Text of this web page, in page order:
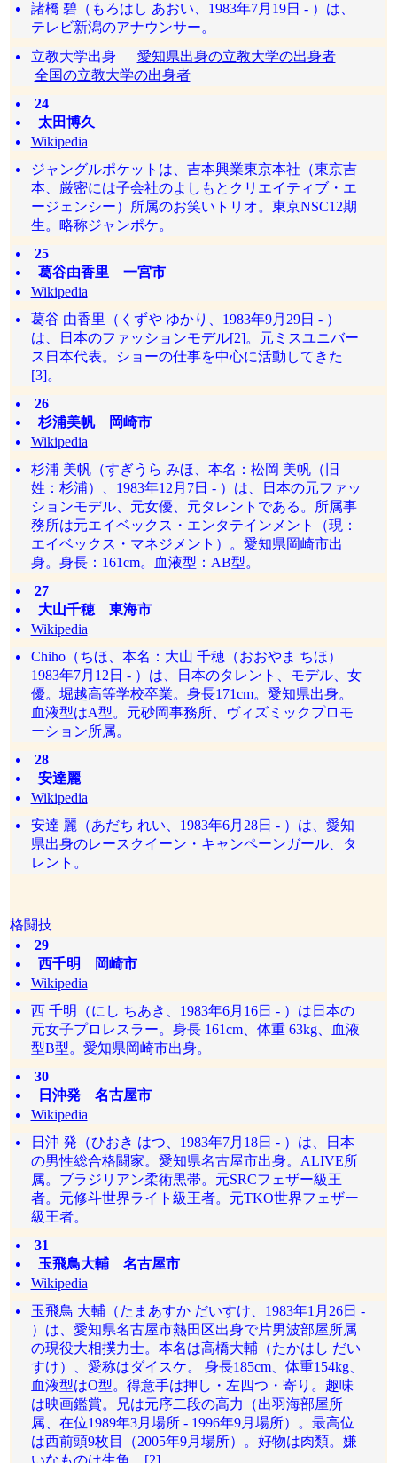
諸橋 碧（もろはし あおい、1983年7月19日 - ）は、
テレビ新潟のアナウンサー。
立教大学出身 愛知県出身の立教大学の出身者
全国の立教大学の出身者
24
太田博久
Wikipedia
ジャングルポケットは、吉本興業東京本社（東京吉
本、厳密には子会社のよしもとクリエイティブ・エ
ージェンシー）所属のお笑いトリオ。東京NSC12期
生。略称ジャンポケ。
25
葛谷由香里 一宮市
Wikipedia
葛谷 由香里（くずや ゆかり、1983年9月29日 - ）
は、日本のファッションモデル[2]。元ミスユニバー
ス日本代表。ショーの仕事を中心に活動してきた
[3]。
26
杉浦美帆 岡崎市
Wikipedia
杉浦 美帆（すぎうら みほ、本名：松岡 美帆（旧
姓：杉浦）、1983年12月7日 - ）は、日本の元ファッ
ションモデル、元女優、元タレントである。所属事
務所は元エイベックス・エンタテインメント（現：
エイベックス・マネジメント）。愛知県岡崎市出
身。身長：161cm。血液型：AB型。
27
大山千穂 東海市
Wikipedia
Chiho（ちほ、本名：大山 千穂（おおやま ちほ）
1983年7月12日 - ）は、日本のタレント、モデル、女
優。堀越高等学校卒業。身長171cm。愛知県出身。
血液型はA型。元砂岡事務所、ヴィズミックプロモ
ーション所属。
28
安達麗
Wikipedia
安達 麗（あだち れい、1983年6月28日 - ）は、愛知
県出身のレースクイーン・キャンペーンガール、タ
レント。
格闘技
29
西千明 岡崎市
Wikipedia
西 千明（にし ちあき、1983年6月16日 - ）は日本の
元女子プロレスラー。身長 161cm、体重 63kg、血液
型B型。愛知県岡崎市出身。
30
日沖発 名古屋市
Wikipedia
日沖 発（ひおき はつ、1983年7月18日 - ）は、日本
の男性総合格闘家。愛知県名古屋市出身。ALIVE所
属。ブラジリアン柔術黒帯。元SRCフェザー級王
者。元修斗世界ライト級王者。元TKO世界フェザー
級王者。
31
玉飛鳥大輔 名古屋市
Wikipedia
玉飛鳥 大輔（たまあすか だいすけ、1983年1月26日 -
）は、愛知県名古屋市熱田区出身で片男波部屋所属
の現役大相撲力士。本名は高橋大輔（たかはし だい
すけ）、愛称はダイスケ。 身長185cm、体重154kg、
血液型はO型。得意手は押し・左四つ・寄り。趣味
は映画鑑賞。兄は元序二段の高力（出羽海部屋所
属、在位1989年3月場所 - 1996年9月場所）。最高位
は西前頭9枚目（2005年9月場所）。好物は肉類。嫌
いなものは生魚。[2]